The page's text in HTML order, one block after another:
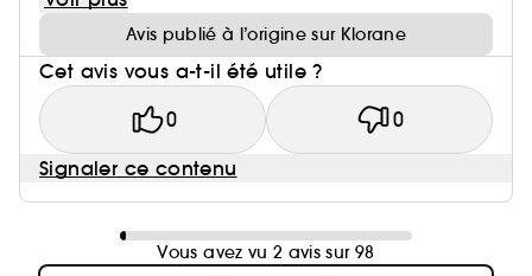
Avis publié à l’origine sur Klorane
Cet avis vous a-t-il été utile ?
0 0
Signaler ce contenu
Vous avez vu 2 avis sur 98